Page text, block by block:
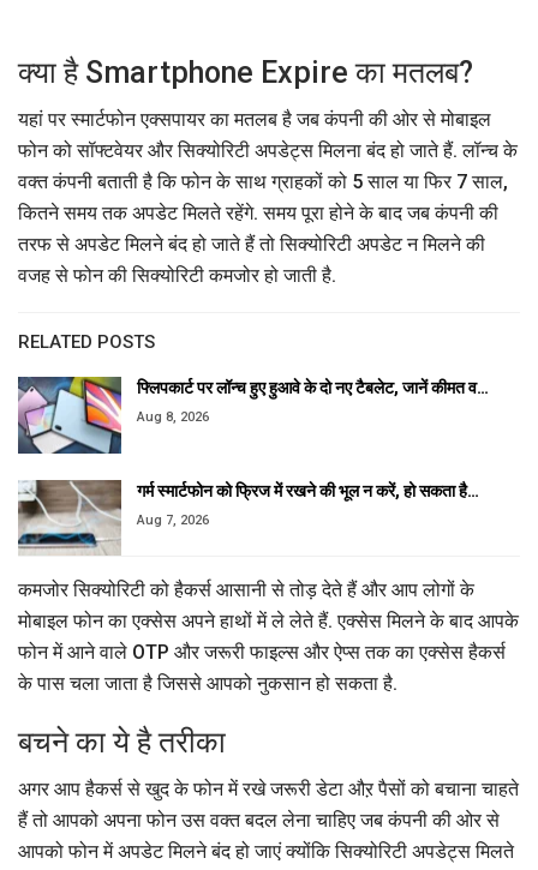
क्या है Smartphone Expire का मतलब?
यहां पर स्मार्टफोन एक्सपायर का मतलब है जब कंपनी की ओर से मोबाइल
फोन को सॉफ्टवेयर और सिक्योरिटी अपडेट्स मिलना बंद हो जाते हैं. लॉन्च के
वक्त कंपनी बताती है कि फोन के साथ ग्राहकों को 5 साल या फिर 7 साल,
कितने समय तक अपडेट मिलते रहेंगे. समय पूरा होने के बाद जब कंपनी की
तरफ से अपडेट मिलने बंद हो जाते हैं तो सिक्योरिटी अपडेट न मिलने की
वजह से फोन की सिक्योरिटी कमजोर हो जाती है.
RELATED POSTS
फ्लिपकार्ट पर लॉन्च हुए हुआवे के दो नए टैबलेट, जानें कीमत व…
Aug 8, 2026
गर्म स्मार्टफोन को फ्रिज में रखने की भूल न करें, हो सकता है…
Aug 7, 2026
कमजोर सिक्योरिटी को हैकर्स आसानी से तोड़ देते हैं और आप लोगों के
मोबाइल फोन का एक्सेस अपने हाथों में ले लेते हैं. एक्सेस मिलने के बाद आपके
फोन में आने वाले OTP और जरूरी फाइल्स और ऐप्स तक का एक्सेस हैकर्स
के पास चला जाता है जिससे आपको नुकसान हो सकता है.
बचने का ये है तरीका
अगर आप हैकर्स से खुद के फोन में रखे जरूरी डेटा औऱ पैसों को बचाना चाहते
हैं तो आपको अपना फोन उस वक्त बदल लेना चाहिए जब कंपनी की ओर से
आपको फोन में अपडेट मिलने बंद हो जाएं क्योंकि सिक्योरिटी अपडेट्स मिलते